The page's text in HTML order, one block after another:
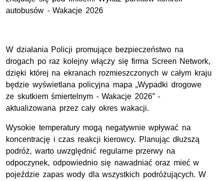
autobusów - Wakacje 2026
W działania Policji promujące bezpieczeństwo na
drogach po raz kolejny włączy się firma Screen Network,
dzięki której na ekranach rozmieszczonych w całym kraju
będzie wyświetlana policyjna mapa „Wypadki drogowe
ze skutkiem śmiertelnym - Wakacje 2026” -
aktualizowana przez cały okres wakacji.
Wysokie temperatury mogą negatywnie wpływać na
koncentrację i czas reakcji kierowcy. Planując dłuższą
podróż, warto uwzględnić regularne przerwy na
odpoczynek, odpowiednio się nawadniać oraz mieć w
pojeździe zapas wody dla wszystkich podróżujących. W